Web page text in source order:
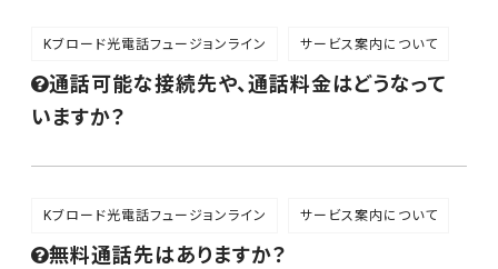
Kブロード光電話フュージョンライン サービス案内について
通話可能な接続先や、通話料金はどうなって
いますか？
Kブロード光電話フュージョンライン サービス案内について
無料通話先はありますか？